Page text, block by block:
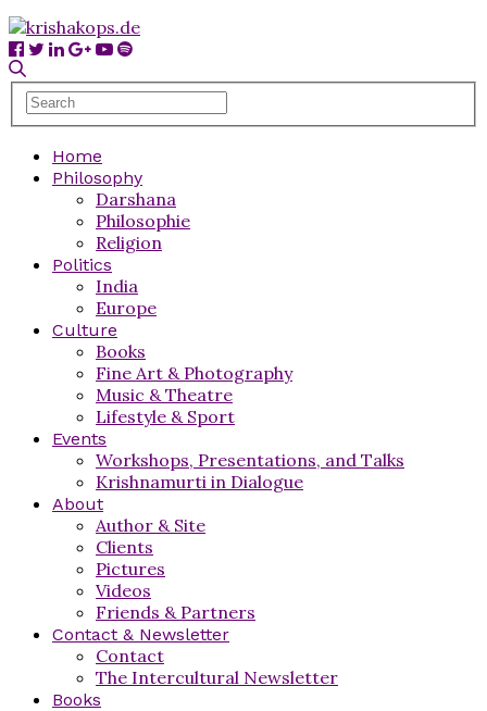
Home
Philosophy
Darshana
Philosophie
Religion
Politics
India
Europe
Culture
Books
Fine Art & Photography
Music & Theatre
Lifestyle & Sport
Events
Workshops, Presentations, and Talks
Krishnamurti in Dialogue
About
Author & Site
Clients
Pictures
Videos
Friends & Partners
Contact & Newsletter
Contact
The Intercultural Newsletter
Books